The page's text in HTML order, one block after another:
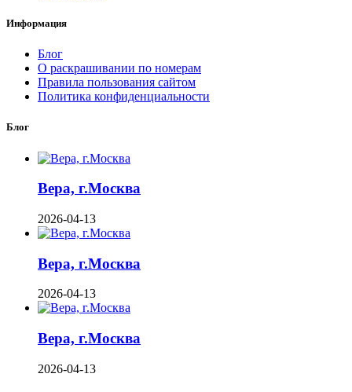
Информация
Блог
О раскрашивании по номерам
Правила пользования сайтом
Политика конфиденциальности
Блог
Вера, г.Москва
2026-04-13
Вера, г.Москва
2026-04-13
Вера, г.Москва
2026-04-13